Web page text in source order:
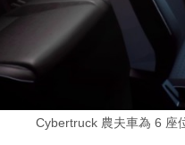
Cybertruck 農夫車為 6 座